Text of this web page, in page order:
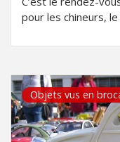
pour les chineurs,
Objets vus en